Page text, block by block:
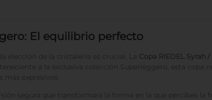
El equilibrio perfecto
elección de la cristalería es crucial. La Copa RIEDEL Syrah
a la exclusiva colección Superleggero, esta copa
más expresivos.
segura que transformará la forma en la que percibes la